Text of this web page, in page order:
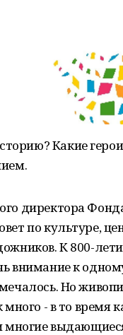
Какие
директора
по культуре,
К 800-
внимание к
Но
много - в то время
многие